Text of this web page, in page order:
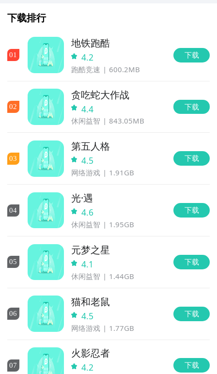
下载排行
01
地铁跑酷
4.2
跑酷竞速 600.2MB
下载
02
贪吃蛇大作战
4.4
休闲益智 843.05MB
下载
03
第五人格
4.5
网络游戏 1.91GB
下载
04
光·遇
4.6
休闲益智 1.95GB
下载
05
元梦之星
4.1
休闲益智 1.44GB
下载
06
猫和老鼠
4.5
网络游戏 1.77GB
下载
07
火影忍者
4.2 下载